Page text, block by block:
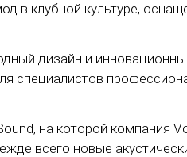
в клубной культуре,
дизайн и
на которой компания
всего новые